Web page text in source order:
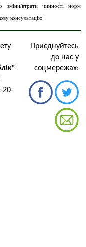
зміни/втрати чинності норм
консультацію
20-
Приєднуйтесь
до нас у
соцмережах: